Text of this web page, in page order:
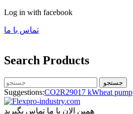
Log in with facebook
تماس با ما
Search Products
جستجو
Suggestions:CO2R29017 kWheat pump
همین الان با ما تماس بگیرید